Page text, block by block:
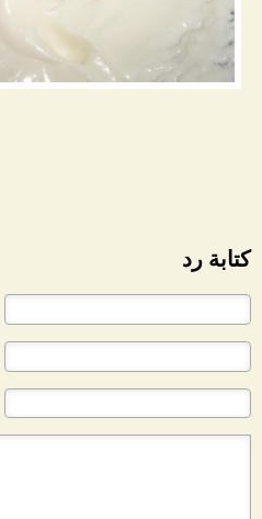
كتابة رد